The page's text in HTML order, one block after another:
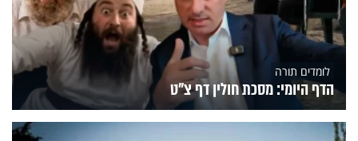
לומדים תורה
הדף היומי: מסכת חולין דף צ"ט